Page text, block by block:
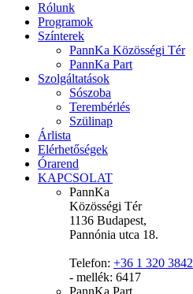
Rólunk
Programok
Színterek
PannKa Közösségi Tér
PannKa Part
Szolgáltatások
Sószoba
Terembérlés
Szülinap
Árlista
Elérhetőségek
Órarend
KAPCSOLAT
PannKa
Közösségi Tér
1136 Budapest,
Pannónia utca 18.
Telefon: +36 1 320 3842
- mellék: 6417
PannKa Part